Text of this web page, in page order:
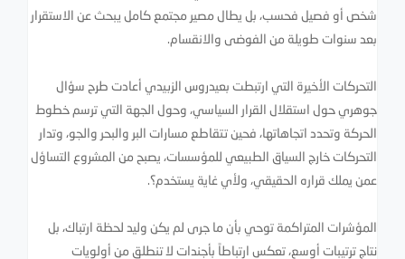
شخص أو فصيل فحسب، بل يطال مصير مجتمع كامل يبحث عن الاستقرار
بعد سنوات طويلة من الفوضى والانقسام.
التحركات الأخيرة التي ارتبطت بعيدروس الزبيدي أعادت طرح سؤال
جوهري حول استقلال القرار السياسي، وحول الجهة التي ترسم خطوط
الحركة وتحدد اتجاهاتها، فحين تتقاطع مسارات البر والبحر والجو، وتدار
التحركات خارج السياق الطبيعي للمؤسسات، يصبح من المشروع التساؤل
عمن يملك قراره الحقيقي، ولأي غاية يستخدم؟.
المؤشرات المتراكمة توحي بأن ما جرى لم يكن وليد لحظة ارتباك، بل
نتاج ترتيبات أوسع، تعكس ارتباطاً بأجندات لا تنطلق من أولويات